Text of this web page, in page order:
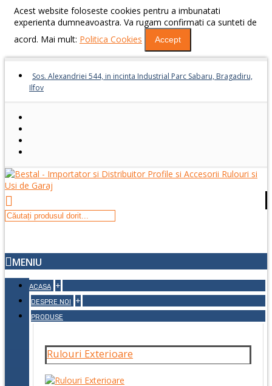
Acest website foloseste cookies pentru a imbunatati
experienta dumneavoastra. Va rugam confirmati ca sunteti de
acord. Mai mult: Politica Cookies Accept
Sos. Alexandriei 544, in incinta Industrial Parc Sabaru, Bragadiru,
Ilfov
MENIU
ACASA +
DESPRE NOI +
PRODUSE
Rulouri Exterioare